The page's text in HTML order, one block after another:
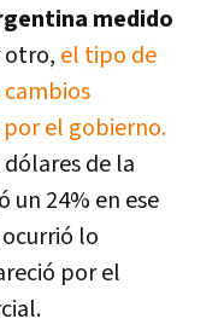
medido
otro, el tipo de
el gobierno.
de la
un 24% en ese
lo
por el